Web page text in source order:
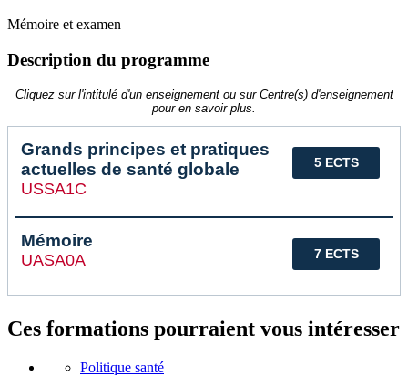
Mémoire et examen
Description du programme
Cliquez sur l'intitulé d'un enseignement ou sur Centre(s) d'enseignement
pour en savoir plus.
5 ECTS
Grands principes et pratiques
actuelles de santé globale
USSA1C
7 ECTS
Mémoire
UASA0A
Ces formations pourraient vous intéresser
Politique santé